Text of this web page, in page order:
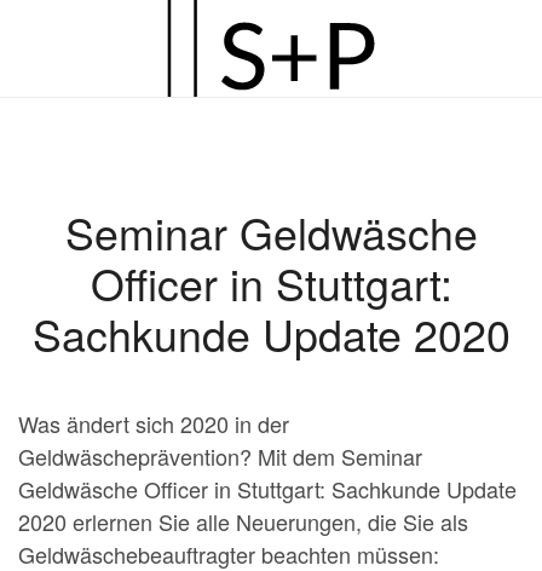
Seminar Geldwäsche
Officer in Stuttgart:
Sachkunde Update 2020
Was ändert sich 2020 in der
Geldwäscheprävention? Mit dem Seminar
Geldwäsche Officer in Stuttgart: Sachkunde Update
2020 erlernen Sie alle Neuerungen, die Sie als
Geldwäschebeauftragter beachten müssen: